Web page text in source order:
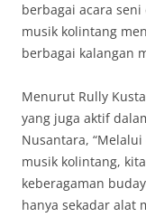
berbagai acara
musik kolintang
berbagai kalangan
Menurut Rully
yang juga aktif
Nusantara,
musik kolintang,
keberagaman
hanya sekadar alat